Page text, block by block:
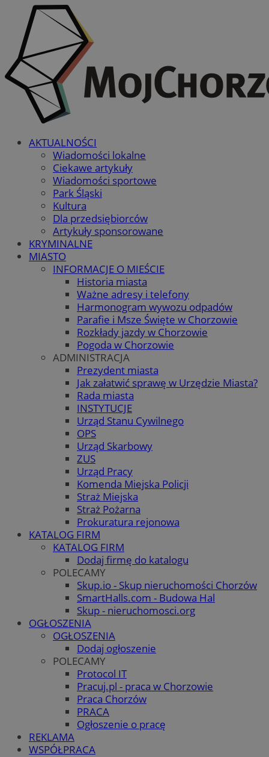
AKTUALNOŚCI
Wiadomości lokalne
Ciekawe artykuły
Wiadomości sportowe
Park Śląski
Kultura
Dla przedsiębiorców
Artykuły sponsorowane
KRYMINALNE
MIASTO
INFORMACJE O MIEŚCIE
Historia miasta
Ważne adresy i telefony
Harmonogram wywozu odpadów
Parafie i Msze Święte w Chorzowie
Rozkłady jazdy w Chorzowie
Pogoda w Chorzowie
ADMINISTRACJA
Prezydent miasta
Jak załatwić sprawę w Urzędzie Miasta?
Rada miasta
INSTYTUCJE
Urząd Stanu Cywilnego
OPS
Urząd Skarbowy
ZUS
Urząd Pracy
Komenda Miejska Policji
Straż Miejska
Straż Pożarna
Prokuratura rejonowa
KATALOG FIRM
KATALOG FIRM
Dodaj firmę do katalogu
POLECAMY
Skup.io - Skup nieruchomości Chorzów
SmartHalls.com - Budowa Hal
Skup - nieruchomosci.org
OGŁOSZENIA
OGŁOSZENIA
Dodaj ogłoszenie
POLECAMY
Protocol IT
Pracuj.pl - praca w Chorzowie
Praca Chorzów
PRACA
Ogłoszenie o pracę
REKLAMA
WSPÓŁPRACA